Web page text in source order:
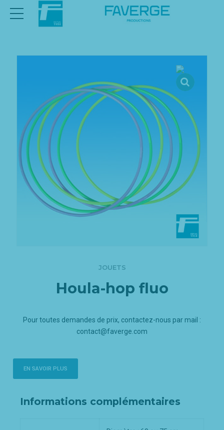
JOUETS
Houla-hop fluo
Pour toutes demandes de prix, contactez-nous par mail :
contact@faverge.com
EN SAVOIR PLUS
Informations complémentaires